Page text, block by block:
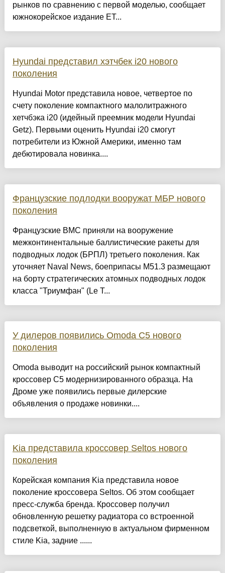
рынков по сравнению с первой моделью, сообщает
южнокорейское издание ET...
Hyundai представил хэтчбек i20 нового
поколения
Hyundai Motor представила новое, четвертое по
счету поколение компактного малолитражного
хетчбэка i20 (идейный преемник модели Hyundai
Getz). Первыми оценить Hyundai i20 смогут
потребители из Южной Америки, именно там
дебютировала новинка....
Французские подлодки вооружат МБР нового
поколения
Французские ВМС приняли на вооружение
межконтинентальные баллистические ракеты для
подводных лодок (БРПЛ) третьего поколения. Как
уточняет Naval News, боеприпасы М51.3 размещают
на борту стратегических атомных подводных лодок
класса "Триумфан" (Le T...
У дилеров появились Omoda C5 нового
поколения
Omoda выводит на российский рынок компактный
кроссовер C5 модернизированного образца. На
Дроме уже появились первые дилерские
объявления о продаже новинки....
Kia представила кроссовер Seltos нового
поколения
Корейская компания Kia представила новое
поколение кроссовера Seltos. Об этом сообщает
пресс-служба бренда. Кроссовер получил
обновленную решетку радиатора со встроенной
подсветкой, выполненную в актуальном фирменном
стиле Kia, задние ......